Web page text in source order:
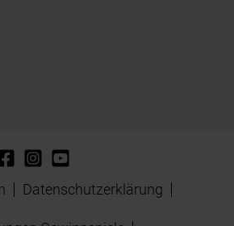
Datenschutzerklärung